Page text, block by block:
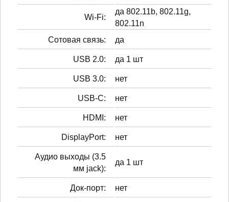
Wi-Fi:
да 802.11b, 802.11g,
802.11n
Сотовая связь:
да
USB 2.0: да 1 шт
USB 3.0: нет
USB-C: нет
HDMI: нет
DisplayPort: нет
Аудио выходы (3.5
мм jack):
да 1 шт
Док-порт: нет